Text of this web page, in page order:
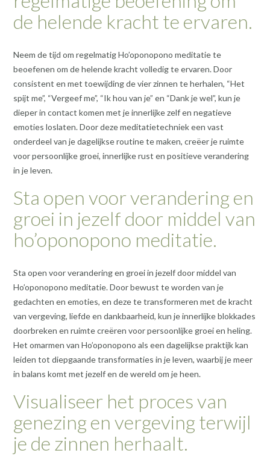
de helende kracht te ervaren.
Neem de tijd om regelmatig Ho’oponopono meditatie te
beoefenen om de helende kracht volledig te ervaren. Door
consistent en met toewijding de vier zinnen te herhalen, “Het
spijt me”, “Vergeef me”, “Ik hou van je” en “Dank je wel”, kun je
dieper in contact komen met je innerlijke zelf en negatieve
emoties loslaten. Door deze meditatietechniek een vast
onderdeel van je dagelijkse routine te maken, creëer je ruimte
voor persoonlijke groei, innerlijke rust en positieve verandering
in je leven.
Sta open voor verandering en
groei in jezelf door middel van
ho’oponopono meditatie.
Sta open voor verandering en groei in jezelf door middel van
Ho’oponopono meditatie. Door bewust te worden van je
gedachten en emoties, en deze te transformeren met de kracht
van vergeving, liefde en dankbaarheid, kun je innerlijke blokkades
doorbreken en ruimte creëren voor persoonlijke groei en heling.
Het omarmen van Ho’oponopono als een dagelijkse praktijk kan
leiden tot diepgaande transformaties in je leven, waarbij je meer
in balans komt met jezelf en de wereld om je heen.
Visualiseer het proces van
genezing en vergeving terwijl
je de zinnen herhaalt.